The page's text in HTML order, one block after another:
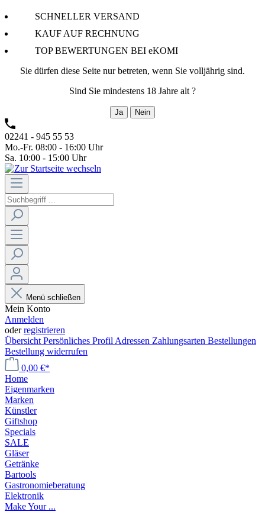
SCHNELLER VERSAND
KAUF AUF RECHNUNG
TOP BEWERTUNGEN BEI eKOMI
Sie dürfen diese Seite nur betreten, wenn Sie volljährig sind.
Sind Sie mindestens 18 Jahre alt ?
Ja Nein
02241 - 945 55 53
Mo.-Fr. 08:00 - 16:00 Uhr
Sa. 10:00 - 15:00 Uhr
Menü schließen
Mein Konto
Anmelden
oderregistrieren
Übersicht Persönliches Profil Adressen Zahlungsarten Bestellungen
Bestellung widerrufen
0,00 €*
Home
Eigenmarken
Marken
Künstler
Giftshop
Specials
SALE
Gläser
Getränke
Bartools
Gastronomieberatung
Elektronik
Make Your ...